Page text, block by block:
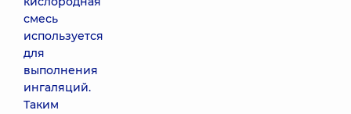
смесь
используется
для
выполнения
ингаляций.
Таким